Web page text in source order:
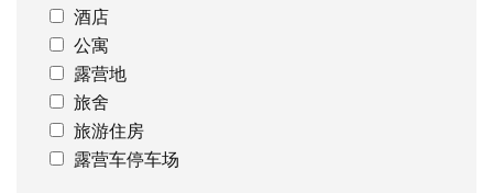
酒店
公寓
露营地
旅舍
旅游住房
露营车停车场